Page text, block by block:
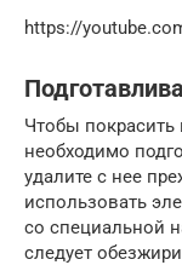
https://
Чтобы
необходимо
удалите с нее
использовать
со специальной
следует